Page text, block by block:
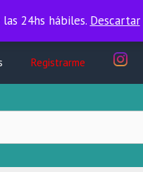
de las 24hs hábiles.
24hs hábiles. Descartar
Registrarme